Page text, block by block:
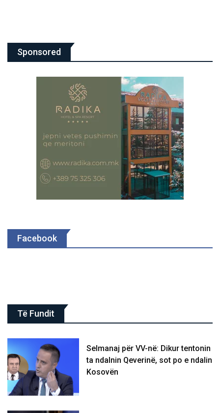
Sponsored
Facebook
Të Fundit
Selmanaj për VV-në: Dikur tentonin
ta ndalnin Qeverinë, sot po e ndalin
Kosovën